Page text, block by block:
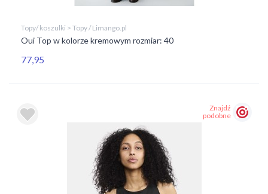
Topy/ koszulki > Topy / Limango.pl
Oui Top w kolorze kremowym rozmiar: 40
77,95
Znajdź
podobne